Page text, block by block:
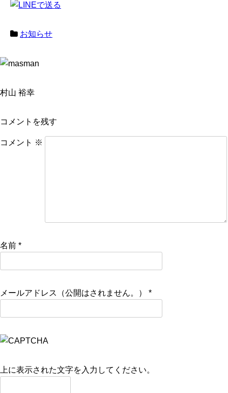
お知らせ
村山 裕幸
コメントを残す
コメント ※
名前 *
メールアドレス（公開はされません。） *
上に表示された文字を入力してください。